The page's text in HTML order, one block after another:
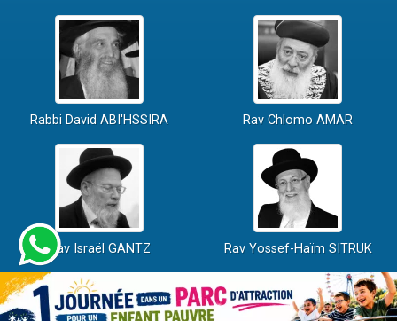
Rabbi David ABI'HSSIRA Rav Chlomo AMAR
Rav Israël GANTZ Rav Yossef-Haïm SITRUK